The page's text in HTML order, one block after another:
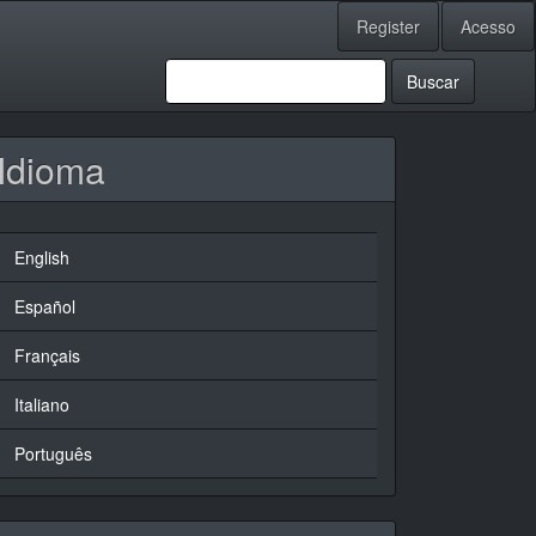
Register Acesso
Buscar
Idioma
English
Español
Français
Italiano
Português